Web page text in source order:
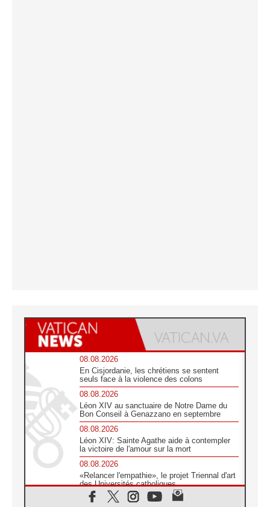
08.08.2026
En Cisjordanie, les chrétiens se sentent
seuls face à la violence des colons
08.08.2026
Léon XIV au sanctuaire de Notre Dame du
Bon Conseil à Genazzano en septembre
08.08.2026
Léon XIV: Sainte Agathe aide à contempler
la victoire de l'amour sur la mort
08.08.2026
«Relancer l'empathie», le projet Triennal d'art
des Universités catholiques
08.08.2026